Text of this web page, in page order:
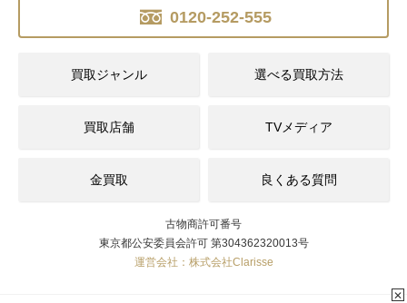
0120-252-555
買取ジャンル 選べる買取方法
買取店舗 TVメディア
金買取 良くある質問
古物商許可番号
東京都公安委員会許可 第304362320013号
運営会社：株式会社Clarisse
✕